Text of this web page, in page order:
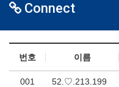
Connect
번호 이름
001 52.♡.213.199